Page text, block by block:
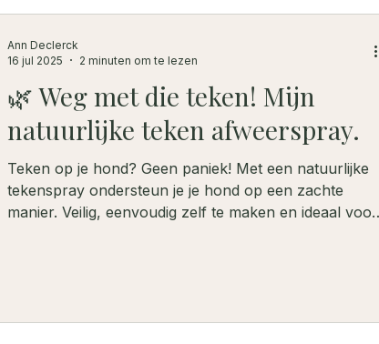
🌿 Weg met die teken! Mijn
natuurlijke teken afweerspray.
Teken op je hond? Geen paniek! Met een natuurlijke
tekenspray ondersteun je je hond op een zachte
manier. Veilig, eenvoudig zelf te maken en ideaal voor
Ann Declerck
16 jul 2025
2 minuten om te lezen